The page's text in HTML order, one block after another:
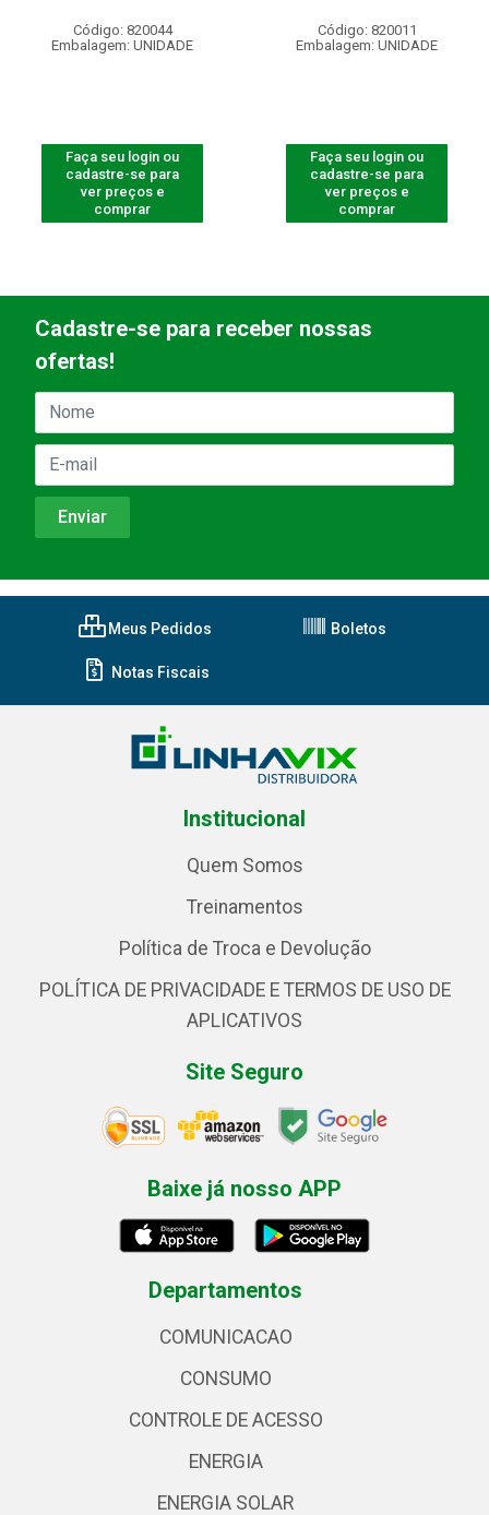
Código: 820044
Embalagem: UNIDADE
Faça seu login ou
cadastre-se para
ver preços e
comprar
Código: 820011
Embalagem: UNIDADE
Faça seu login ou
cadastre-se para
ver preços e
comprar
Cadastre-se para receber nossas
ofertas!
Meus Pedidos Boletos
Notas Fiscais
Institucional
Quem Somos
Treinamentos
Política de Troca e Devolução
POLÍTICA DE PRIVACIDADE E TERMOS DE USO DE
APLICATIVOS
Site Seguro
Baixe já nosso APP
Departamentos
COMUNICACAO
CONSUMO
CONTROLE DE ACESSO
ENERGIA
ENERGIA SOLAR